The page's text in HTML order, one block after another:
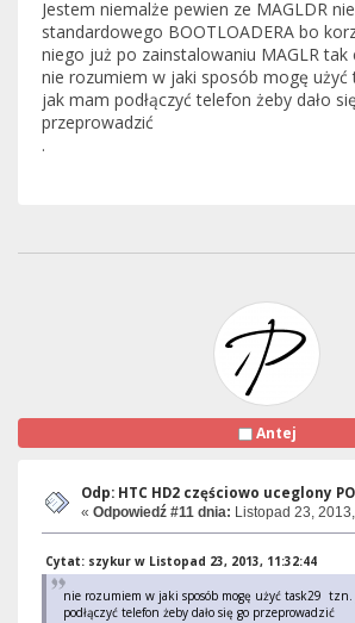
Jestem niemalże pewien ze MAGLDR
standardowego BOOTLOADERA bo
niego już po zainstalowaniu MAGLR tak
nie rozumiem w jaki sposób mogę użyć
jak mam podłączyć telefon żeby dało
przeprowadzić
.
Antej
Odp: HTC HD2 częściowo uceglony
« Odpowiedź #11 dnia: Listopad 23,
Cytat: szykur w Listopad 23, 2013, 11:32:44
nie rozumiem w jaki sposób mogę użyć task29 tzn.
podłączyć telefon żeby dało się go przeprowadzić